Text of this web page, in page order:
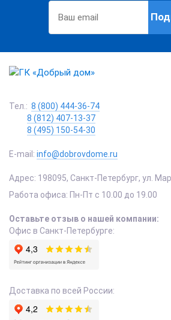
Тел.: 8 (800) 444-36-74
8 (812) 407-13-37
8 (495) 150-54-30
E-mail: info@dobrovdome.ru
Адрес: 198095, Санкт-Петербург, ул.
Работа офиса: Пн-Пт с 10.00 до 19.00
Оставьте отзыв о нашей компании:
Офис в Санкт-Петербурге:
Доставка по всей России: